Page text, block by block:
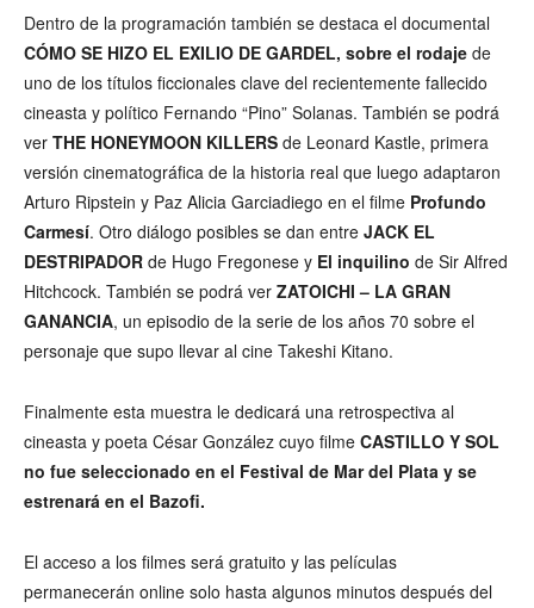
Dentro de la programación también se destaca el documental
CÓMO SE HIZO EL EXILIO DE GARDEL, sobre el rodaje de
uno de los títulos ficcionales clave del recientemente fallecido
cineasta y político Fernando “Pino” Solanas. También se podrá
ver THE HONEYMOON KILLERS de Leonard Kastle, primera
versión cinematográfica de la historia real que luego adaptaron
Arturo Ripstein y Paz Alicia Garciadiego en el filme Profundo
Carmesí. Otro diálogo posibles se dan entre JACK EL
DESTRIPADOR de Hugo Fregonese y El inquilino de Sir Alfred
Hitchcock. También se podrá ver ZATOICHI – LA GRAN
GANANCIA, un episodio de la serie de los años 70 sobre el
personaje que supo llevar al cine Takeshi Kitano.
Finalmente esta muestra le dedicará una retrospectiva al
cineasta y poeta César González cuyo filme CASTILLO Y SOL
no fue seleccionado en el Festival de Mar del Plata y se
estrenará en el Bazofi.
El acceso a los filmes será gratuito y las películas
permanecerán online solo hasta algunos minutos después del